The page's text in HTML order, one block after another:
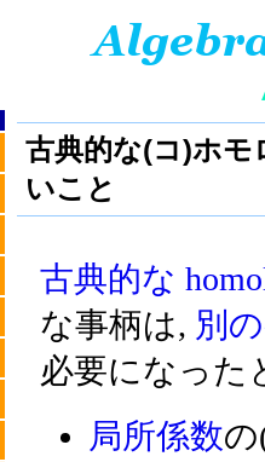
古典的な(コ)ホ
いこと
古典的な
な事柄は, 別
必要になった
局所係数